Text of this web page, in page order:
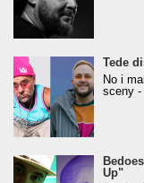
Tede
No i
sceny -
Up"